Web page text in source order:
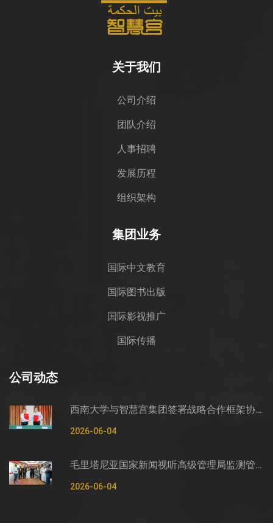
关于我们
公司介绍
团队介绍
人事招聘
发展历程
组织架构
集团业务
国际中文教育
国际图书出版
国际影视推广
国际传播
公司动态
西南大学与智慧宫集团签署战略合作框架协议
2026-06-04
毛里塔尼亚国家新闻视听高级管理局监测管控司司长穆罕默德·哈桑·埃萨利姆一行莅临智慧宫调研
2026-06-04